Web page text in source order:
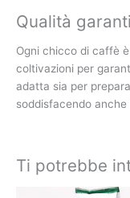
Qualità
Ogni chicco di caffè
coltivazioni per
adatta sia per
soddisfacendo
Ti potrebbe